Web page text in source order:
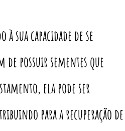
sua capacidade de se
possuir sementes que
ela pode ser
para a recuperação de